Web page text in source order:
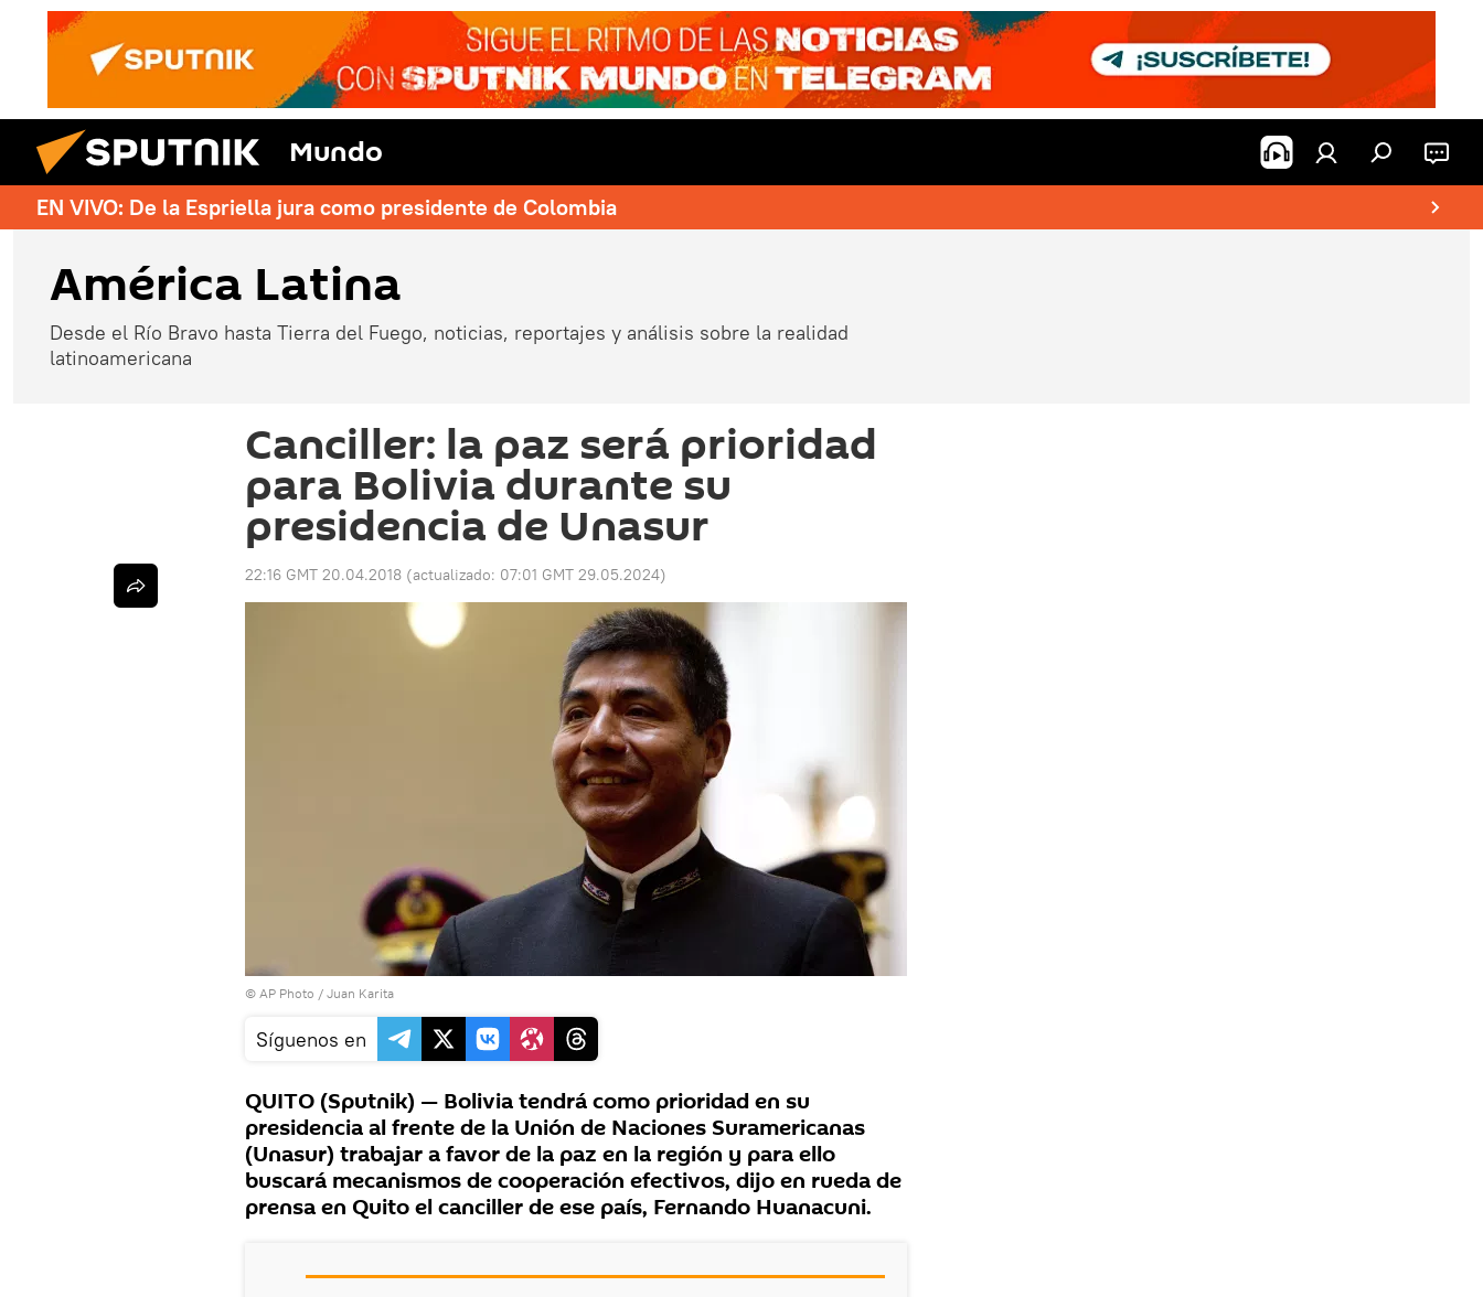
Mundo
EN VIVO: De la Espriella jura como presidente de Colombia
América Latina
Desde el Río Bravo hasta Tierra del Fuego, noticias, reportajes y análisis sobre la realidad
latinoamericana
Canciller: la paz será prioridad
para Bolivia durante su
presidencia de Unasur
22:16 GMT 20.04.2018 (actualizado: 07:01 GMT 29.05.2024)
© AP Photo / Juan Karita
Síguenos en
QUITO (Sputnik) — Bolivia tendrá como prioridad en su
presidencia al frente de la Unión de Naciones Suramericanas
(Unasur) trabajar a favor de la paz en la región y para ello
buscará mecanismos de cooperación efectivos, dijo en rueda de
prensa en Quito el canciller de ese país, Fernando Huanacuni.